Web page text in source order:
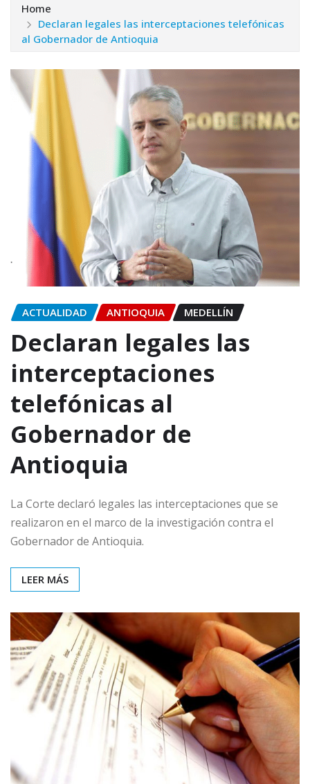
Home
Declaran legales las interceptaciones telefónicas
al Gobernador de Antioquia
ACTUALIDAD ANTIOQUIA MEDELLÍN
Declaran legales las
interceptaciones
telefónicas al
Gobernador de
Antioquia
La Corte declaró legales las interceptaciones que se
realizaron en el marco de la investigación contra el
Gobernador de Antioquia.
LEER MÁS